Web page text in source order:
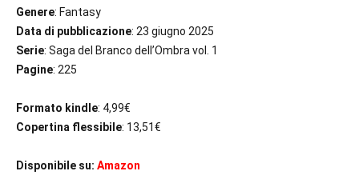
Genere: Fantasy
Data di pubblicazione: 23 giugno 2025
Serie: Saga del Branco dell’Ombra vol. 1
Pagine: 225
Formato kindle: 4,99€
Copertina flessibile: 13,51€
Disponibile su: Amazon